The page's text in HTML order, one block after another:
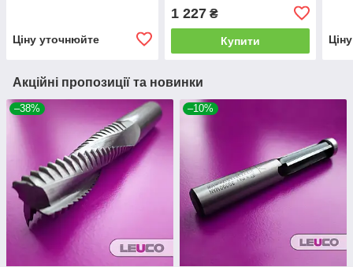
Ціну уточнюйте
1 227₴
Купити
Акційні пропозиції та новинки
–38% –10%